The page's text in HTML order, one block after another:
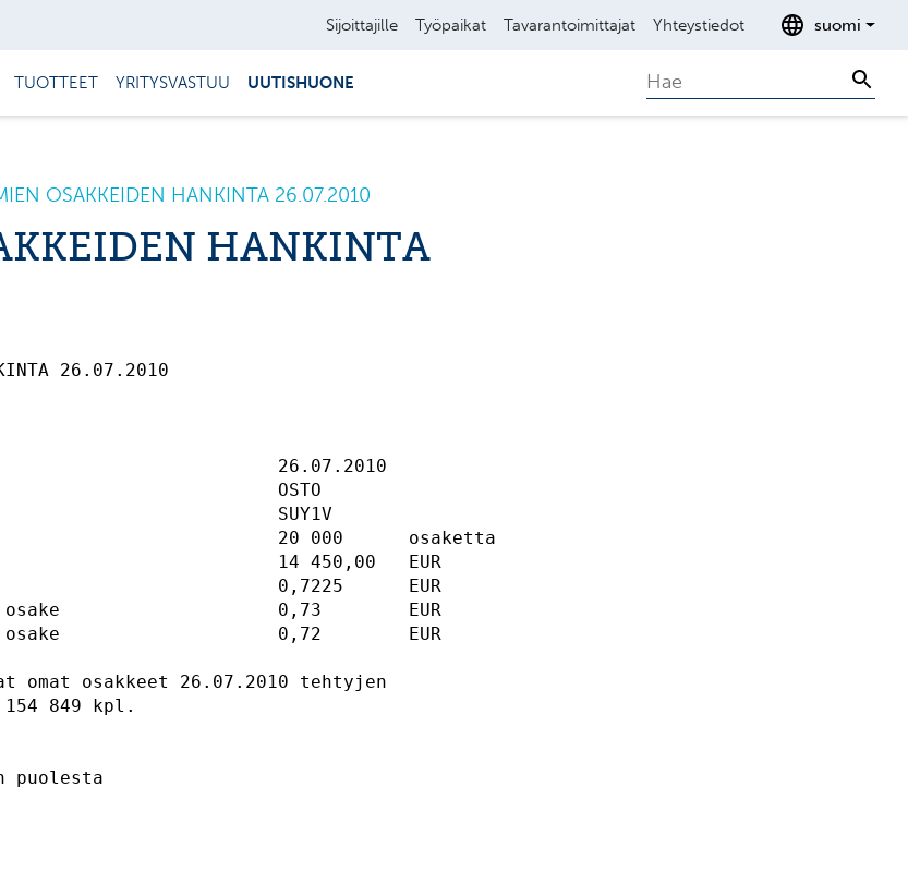
Sijoittajille Työpaikat Tavarantoimittajat Yhteystiedot suomi
TUOTTEET YRITYSVASTUU UUTISHUONE Search
OSAKKEIDEN HANKINTA 26.07.2010
HANKINTA
HANKINTA 26.07.2010
Pörssi
26.07.2010
OSTO
SUY1V
20 000      osaketta
14 450,00   EUR
0,7225      EUR
/ osake                    0,73        EUR
/ osake                    0,72        EUR
omat osakkeet 26.07.2010 tehtyjen
154 849 kpl.
puolesta
Oy